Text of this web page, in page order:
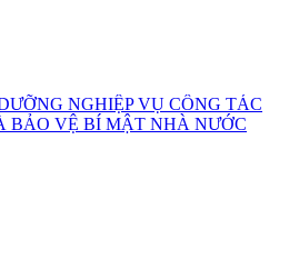
NGHIỆP VỤ CÔNG TÁC
BẢO VỆ BÍ MẬT NHÀ NƯỚC